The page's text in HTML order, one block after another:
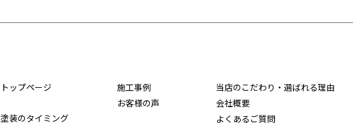
トップページ
塗装のタイミング
施工事例
お客様の声
当店のこだわり・選ばれる理由
会社概要
よくあるご質問